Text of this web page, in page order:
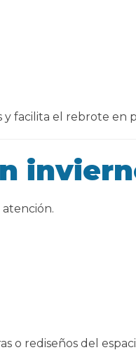
facilita el rebrote en
o rediseños del